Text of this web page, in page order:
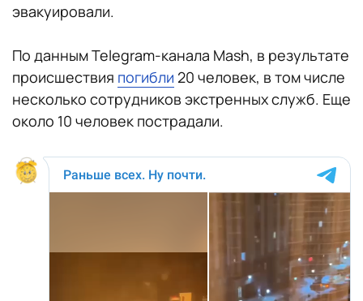
эвакуировали.
По данным Telegram-канала Mash, в результате
происшествия погибли 20 человек, в том числе
несколько сотрудников экстренных служб. Еще
около 10 человек пострадали.